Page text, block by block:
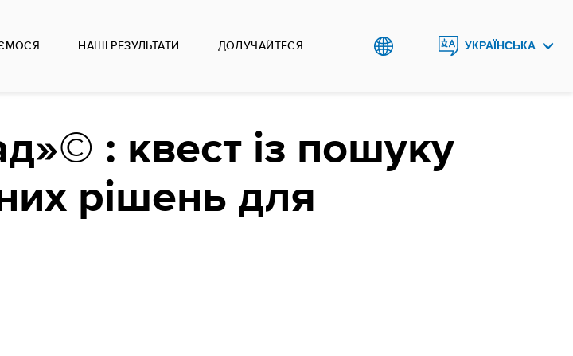
НАШІ РЕЗУЛЬТАТИ ДОЛУЧАЙТЕСЯ УКРАЇНСЬКА
: квест із пошуку
рішень для